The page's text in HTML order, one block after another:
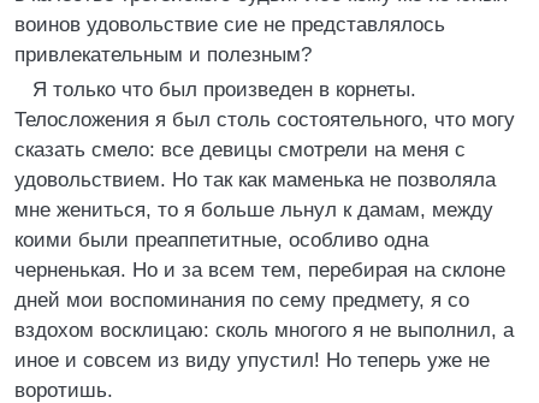
воинов удовольствие сие не представлялось
привлекательным и полезным?
Я только что был произведен в корнеты.
Телосложения я был столь состоятельного, что могу
сказать смело: все девицы смотрели на меня с
удовольствием. Но так как маменька не позволяла
мне жениться, то я больше льнул к дамам, между
коими были преаппетитные, особливо одна
черненькая. Но и за всем тем, перебирая на склоне
дней мои воспоминания по сему предмету, я со
вздохом восклицаю: сколь многого я не выполнил, а
иное и совсем из виду упустил! Но теперь уже не
воротишь.